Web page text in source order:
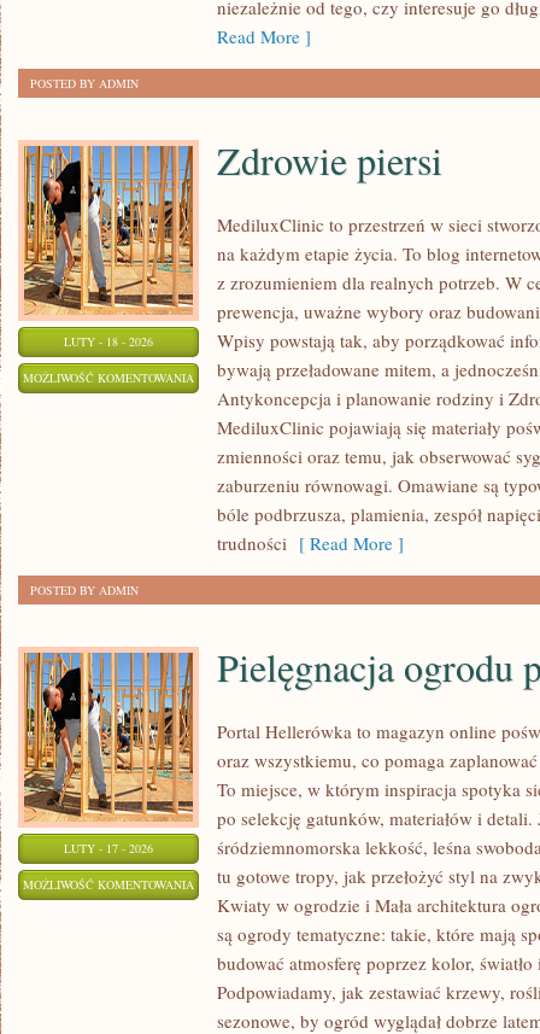
niezależnie od tego, czy interesuje go
Read More ]
POSTED BY ADMIN
LUTY - 18 - 2026
MOŻLIWOŚĆ KOMENTOWANIA ZDROWIE
PIERSI
Zdrowie piersi
MediluxClinic to przestrzeń w sieci
na każdym etapie życia. To blog
z zrozumieniem dla realnych potrzeb. W
prewencja, uważne wybory oraz
Wpisy powstają tak, aby porządkować
bywają przeładowane mitem, a
Antykoncepcja i planowanie rodziny i
MediluxClinic pojawiają się materiały
zmienności oraz temu, jak obserwować
zaburzeniu równowagi. Omawiane są
bóle podbrzusza, plamienia, zespół
trudności [ Read More ]
POSTED BY ADMIN
LUTY - 17 - 2026
MOŻLIWOŚĆ KOMENTOWANIA PIELĘGNACJA
OGRODU
PRZEZ
CAŁY
ROK
Pielęgnacja ogrodu
Portal Hellerówka to magazyn online
oraz wszystkiemu, co pomaga
To miejsce, w którym inspiracja spotyka
po selekcję gatunków, materiałów i detali.
śródziemnomorska lekkość, leśna
tu gotowe tropy, jak przełożyć styl na
Kwiaty w ogrodzie i Mała architektura
są ogrody tematyczne: takie, które mają
budować atmosferę poprzez kolor,
Podpowiadamy, jak zestawiać krzewy,
sezonowe, by ogród wyglądał dobrze